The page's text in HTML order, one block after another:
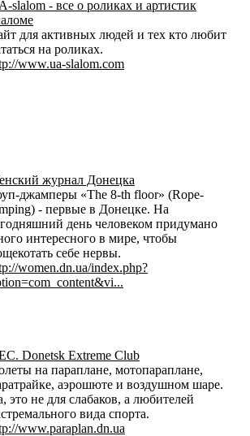
slalom - все о роликах и артистик
для активных людей и тех кто любит
на роликах.
www.ua-slalom.com
журнал Донецка
джамперы «The 8-th floor» (Rope-
- первые в Донецке. На
день человеком придумано
интересного в мире, чтобы
себе нервы.
women.dn.ua/index.php?
Donetsk Extreme Club
на параплане, мотопараплане,
аэрошюте и воздушном шаре.
это не для слабаков, а любителей
вида спорта.
www.paraplan.dn.ua